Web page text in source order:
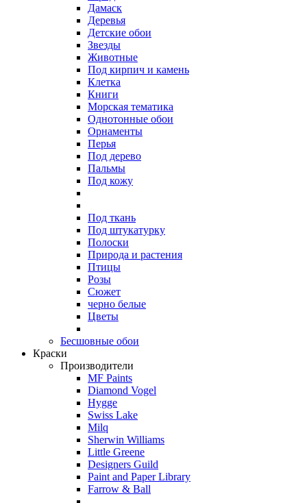
Дамаск
Деревья
Детские обои
Звезды
Животные
Под кирпич и камень
Клетка
Книги
Морская тематика
Однотонные обои
Орнаменты
Перья
Под дерево
Пальмы
Под кожу
Под ткань
Под штукатурку
Полоски
Природа и растения
Птицы
Розы
Сюжет
черно белые
Цветы
Бесшовные обои
Краски
Производители
MF Paints
Diamond Vogel
Hygge
Swiss Lake
Milq
Sherwin Williams
Little Greene
Designers Guild
Paint and Paper Library
Farrow & Ball